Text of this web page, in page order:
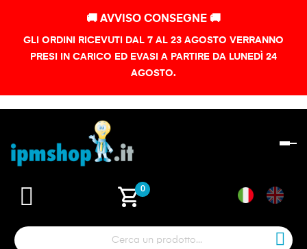
🚚 AVVISO CONSEGNE 🚚
GLI ORDINI RICEVUTI DAL 7 AL 23 AGOSTO VERRANNO
PRESI IN CARICO ED EVASI A PARTIRE DA LUNEDÌ 24
AGOSTO.
shopping_cart0